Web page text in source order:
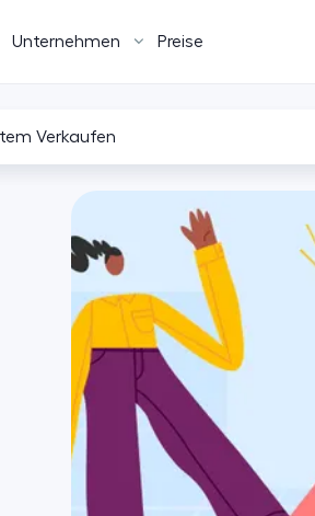
Unternehmen Preise
Verkaufen